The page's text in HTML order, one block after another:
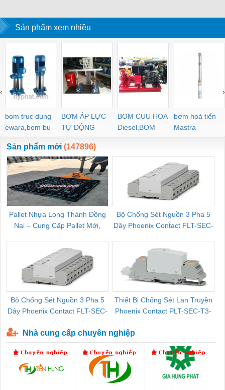
EMPARRO IP67
POWER SUPPLY 1-
PHASE
RJ45 – WEIDMULLERĐO ĐIỆN ÁP –
Sản phẩm xem nhiều
bom truc dung
ewara,bom bu
ewara
BƠM ÁP LỰC
TỰ ĐỘNG
BOM CUU HOA
Diesel,BOM
CHUA CHAY
bơm hoả tiển
Mastra
‹ ›
Sản phẩm mới (147896)
Pallet Nhựa Long Thành Đồng
Nai – Cung Cấp Pallet Mới,
Bộ Chống Sét Nguồn 3 Pha 5
Dây Phoenix Contact FLT-SEC-
Bộ Chống Sét Nguồn 3 Pha 5
Dây Phoenix Contact FLT-SEC-
Thiết Bị Chống Sét Lan Truyền
Phoenix Contact PLT-SEC-T3-
Nhà cung cấp chuyên nghiệp